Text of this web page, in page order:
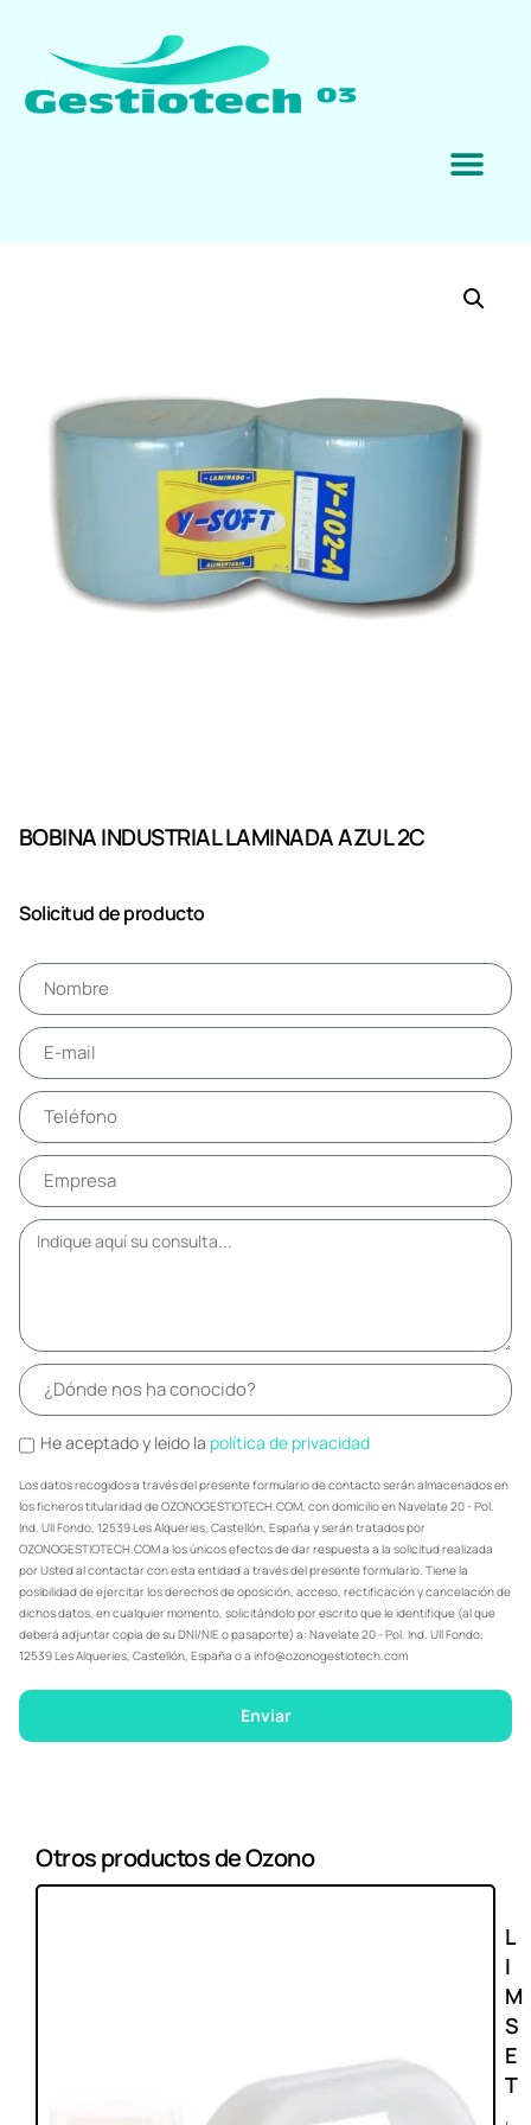
BOBINA INDUSTRIAL LAMINADA AZUL 2C
Solicitud de producto
He aceptado y leido la política de privacidad
Los datos recogidos a través del presente formulario de contacto serán almacenados en
los ficheros titularidad de OZONOGESTIOTECH.COM, con domicilio en Navelate 20 - Pol.
Ind. Ull Fondo, 12539 Les Alqueries, Castellón, España y serán tratados por
OZONOGESTIOTECH.COM a los únicos efectos de dar respuesta a la solicitud realizada
por Usted al contactar con esta entidad a través del presente formulario. Tiene la
posibilidad de ejercitar los derechos de oposición, acceso, rectificación y cancelación de
dichos datos, en cualquier momento, solicitándolo por escrito que le identifique (al que
deberá adjuntar copia de su DNI/NIE o pasaporte) a: Navelate 20 - Pol. Ind. Ull Fondo,
12539 Les Alqueries, Castellón, España o a info@ozonogestiotech.com
Enviar
Otros productos de Ozono
L
I
M
S
E
T